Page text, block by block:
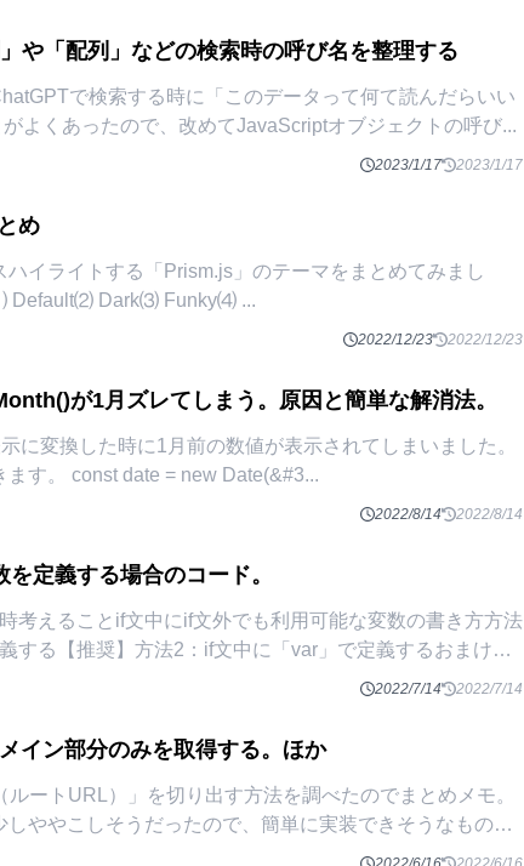
や「配列」などの検索時の呼び名を整理する
で検索する時に「このデータって何て読んだらいい
よくあったので、改めてJavaScriptオブジェクトの呼び...
2023/1/17 2023/1/17
め
イライトする「Prism.js」のテーマをまとめてみまし
prismjs.com/ 目次⑴ Default⑵ Dark⑶ Funky⑷ ...
2022/12/23 2022/12/23
が1月ズレてしまう。原因と簡単な解消法。
に変換した時に1月前の数値が表示されてしまいました。
その原因と対策をメモしておきます。 const date = new Date(&#3...
2022/8/14 2022/8/14
定義する場合のコード。
考えることif文中にif文外でも利用可能な変数の書き方方法
する【推奨】方法2：if文中に「var」で定義するおまけ：
2022/7/14 2022/7/14
イン部分のみを取得する。ほか
ートURL）」を切り出す方法を調べたのでまとめメモ。
ややこしそうだったので、簡単に実装できそうなものを